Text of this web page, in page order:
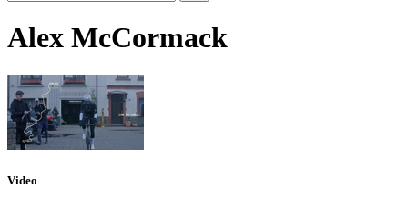
Alex McCormack
Video